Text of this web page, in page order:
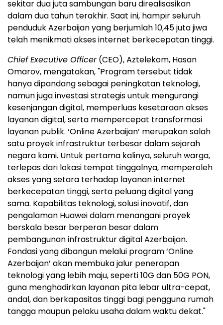
sekitar dua juta sambungan baru direalisasikan
dalam dua tahun terakhir. Saat ini, hampir seluruh
penduduk Azerbaijan yang berjumlah 10,45 juta jiwa
telah menikmati akses internet berkecepatan tinggi.
Chief Executive Officer(CEO), Aztelekom, Hasan
Omarov, mengatakan, "Program tersebut tidak
hanya dipandang sebagai peningkatan teknologi,
namun juga investasi strategis untuk mengurangi
kesenjangan digital, memperluas kesetaraan akses
layanan digital, serta mempercepat transformasi
layanan publik. ‘Online Azerbaijan’ merupakan salah
satu proyek infrastruktur terbesar dalam sejarah
negara kami. Untuk pertama kalinya, seluruh warga,
terlepas dari lokasi tempat tinggalnya, memperoleh
akses yang setara terhadap layanan internet
berkecepatan tinggi, serta peluang digital yang
sama. Kapabilitas teknologi, solusi inovatif, dan
pengalaman Huawei dalam menangani proyek
berskala besar berperan besar dalam
pembangunan infrastruktur digital Azerbaijan.
Fondasi yang dibangun melalui program ‘Online
Azerbaijan’ akan membuka jalur penerapan
teknologi yang lebih maju, seperti 10G dan 50G PON,
guna menghadirkan layanan pita lebar ultra-cepat,
andal, dan berkapasitas tinggi bagi pengguna rumah
tangga maupun pelaku usaha dalam waktu dekat."